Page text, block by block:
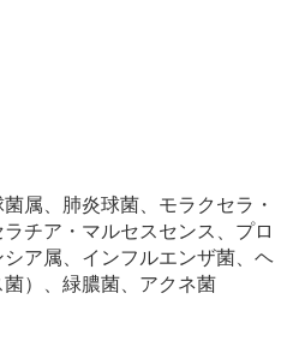
属、肺炎球菌、モラクセラ・
チア・マルセスセンス、プロ
ア属、インフルエンザ菌、ヘ
）、緑膿菌、アクネ菌